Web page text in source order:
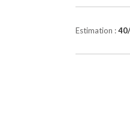
Estimation :